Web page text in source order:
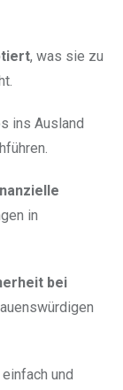
, was sie zu
ins Ausland
in
bei
und